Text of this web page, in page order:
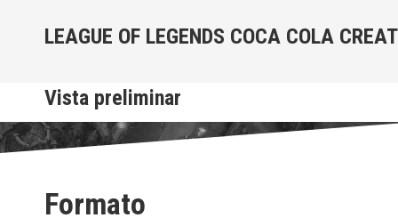
LEAGUE OF LEGENDS COCA COLA
Vista preliminar
Formato